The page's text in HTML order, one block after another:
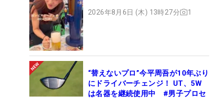
2026年8月6日 (木) 13時27分 1
“替えないプロ”今平周吾が10年ぶり
にドライバーチェンジ！ UT、5W
は名器を継続使用中 #男子プロセ